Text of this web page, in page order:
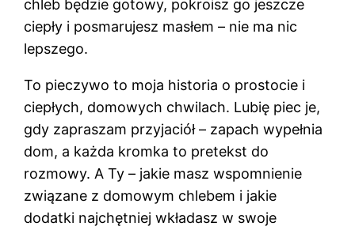
chleb będzie gotowy, pokroisz go jeszcze
ciepły i posmarujesz masłem – nie ma nic
lepszego.
To pieczywo to moja historia o prostocie i
ciepłych, domowych chwilach. Lubię piec je,
gdy zapraszam przyjaciół – zapach wypełnia
dom, a każda kromka to pretekst do
rozmowy. A Ty – jakie masz wspomnienie
związane z domowym chlebem i jakie
dodatki najchętniej wkładasz w swoje